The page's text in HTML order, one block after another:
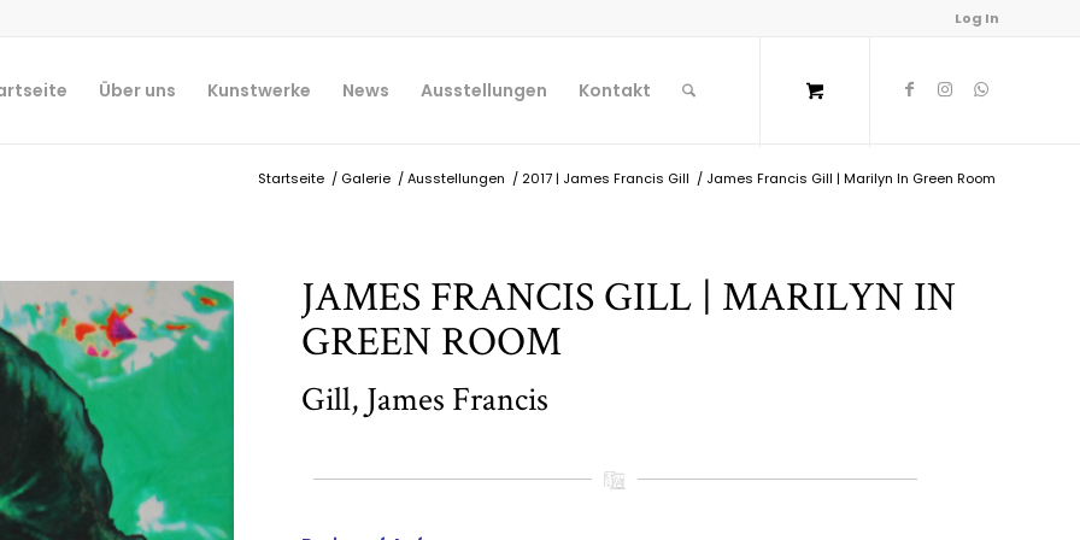
Log In
Über uns Kunstwerke News Ausstellungen Kontakt
Startseite / Galerie /Ausstellungen / 2017 | James Francis Gill / James Francis Gill | Marilyn In Green Room
JAMES FRANCIS GILL | MARILYN IN
GREEN ROOM
Gill, James Francis